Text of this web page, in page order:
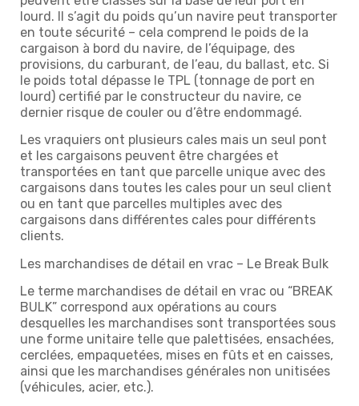
lourd. Il s’agit du poids qu’un navire peut transporter
en toute sécurité – cela comprend le poids de la
cargaison à bord du navire, de l’équipage, des
provisions, du carburant, de l’eau, du ballast, etc. Si
le poids total dépasse le TPL (tonnage de port en
lourd) certifié par le constructeur du navire, ce
dernier risque de couler ou d’être endommagé.
Les vraquiers ont plusieurs cales mais un seul pont
et les cargaisons peuvent être chargées et
transportées en tant que parcelle unique avec des
cargaisons dans toutes les cales pour un seul client
ou en tant que parcelles multiples avec des
cargaisons dans différentes cales pour différents
clients.
Les marchandises de détail en vrac – Le Break Bulk
Le terme marchandises de détail en vrac ou “BREAK
BULK” correspond aux opérations au cours
desquelles les marchandises sont transportées sous
une forme unitaire telle que palettisées, ensachées,
cerclées, empaquetées, mises en fûts et en caisses,
ainsi que les marchandises générales non unitisées
(véhicules, acier, etc.).